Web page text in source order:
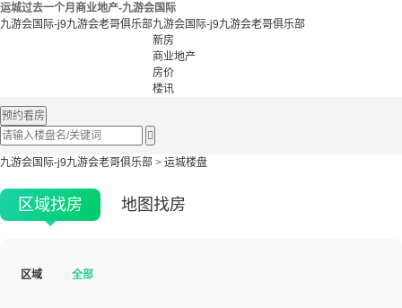
运城过去一个月商业地产-九游会国际
九游会国际-j9九游会老哥俱乐部九游会国际-j9九游会老哥俱乐部
新房
商业地产
房价
楼讯
预约看房

九游会国际-j9九游会老哥俱乐部 > 运城楼盘
区域找房 地图找房
区域 全部